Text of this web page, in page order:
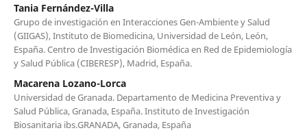
Tania Fernández-Villa
Grupo de investigación en Interacciones Gen-Ambiente y Salud
(GIIGAS), Instituto de Biomedicina, Universidad de León, León,
España. Centro de Investigación Biomédica en Red de Epidemiología
y Salud Pública (CIBERESP), Madrid, España.
Macarena Lozano-Lorca
Universidad de Granada. Departamento de Medicina Preventiva y
Salud Pública, Granada, España. Instituto de Investigación
Biosanitaria ibs.GRANADA, Granada, España